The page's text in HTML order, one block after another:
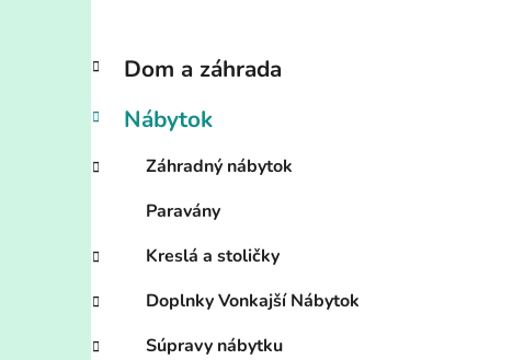
B
č
ý
n
l
Preskočiť
kategórie
K
a
e
ó
e
Dom a záhrada
Nábytok
Záhradný nábytok
Paravány
Kreslá a stoličky
Doplnky Vonkajší Nábytok
Súpravy nábytku